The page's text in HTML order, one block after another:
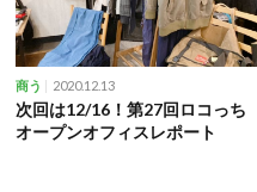
商う 2020.12.13
次回は12/16！第27回ロコっち
オープンオフィスレポート